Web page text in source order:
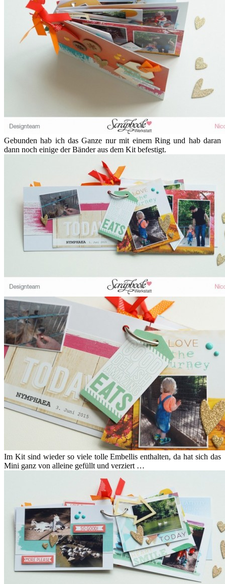
Gebunden hab ich das Ganze nur mit einem Ring und hab daran
dann noch einige der Bänder aus dem Kit befestigt.
Im Kit sind wieder so viele tolle Embellis enthalten, da hat sich das
Mini ganz von alleine gefüllt und verziert …